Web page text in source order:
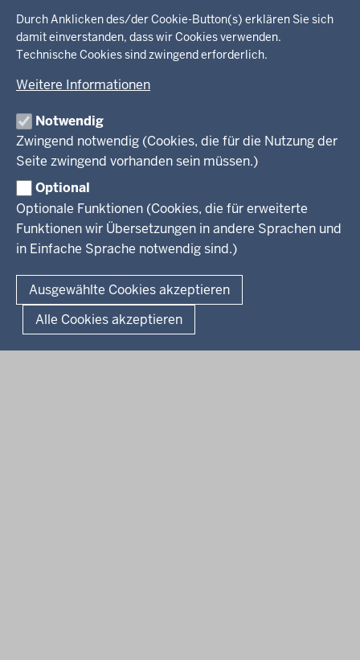
Durch Anklicken des/der Cookie-Button(s) erklären Sie sich
damit einverstanden, dass wir Cookies verwenden.
Technische Cookies sind zwingend erforderlich.
Weitere Informationen
Notwendig
Zwingend notwendig (Cookies, die für die Nutzung der
Seite zwingend vorhanden sein müssen.)
Optional
Optionale Funktionen (Cookies, die für erweiterte
Funktionen wir Übersetzungen in andere Sprachen und
in Einfache Sprache notwendig sind.)
Ausgewählte Cookies akzeptieren
Alle Cookies akzeptieren
Inhalte
Im Überblick
Inhalt
in
der
Fußzeile
Menü
Ministerium
Kinder
Jugend
Familie
LSBTIQ*
Gleichstellung
Presse
Pressemitteilungen
Pressekontakt
Fotos
RSS-Feeds
Broschürenservice
Bibliothek
Newsletter
Geschützter Kontakt
Landesportal NRW
Anfahrt
E-Rechnung
#WTFuture
Fußzeile
Seitenübersicht Kontakt Datenschutz